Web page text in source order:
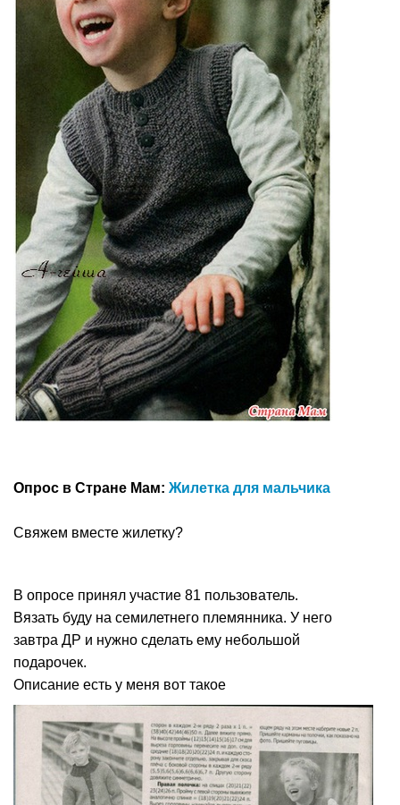
Опрос в Стране Мам: Жилетка для мальчика
Свяжем вместе жилетку?
В опросе принял участие 81 пользователь.
Вязать буду на семилетнего племянника. У него
завтра ДР и нужно сделать ему небольшой
подарочек.
Описание есть у меня вот такое